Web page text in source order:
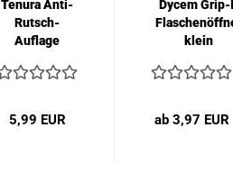
Tenura Anti-
Rutsch-
Auflage
5,99 EUR
Dycem
klein
ab 3,97 EUR